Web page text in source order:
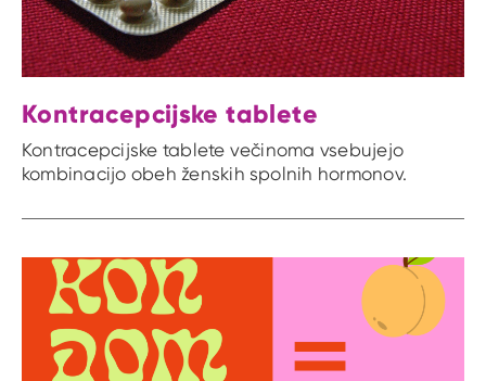
Kontracepcijske tablete
Kontracepcijske tablete večinoma vsebujejo
kombinacijo obeh ženskih spolnih hormonov.